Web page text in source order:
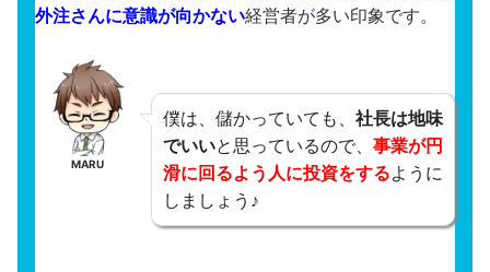
外注さんに意識が向かない経営者が多い印象です。
MARU
僕は、儲かっていても、 社長は地味
でいいと思っているので、 事業が円
滑に回るよう人に投資をするように
しましょう♪